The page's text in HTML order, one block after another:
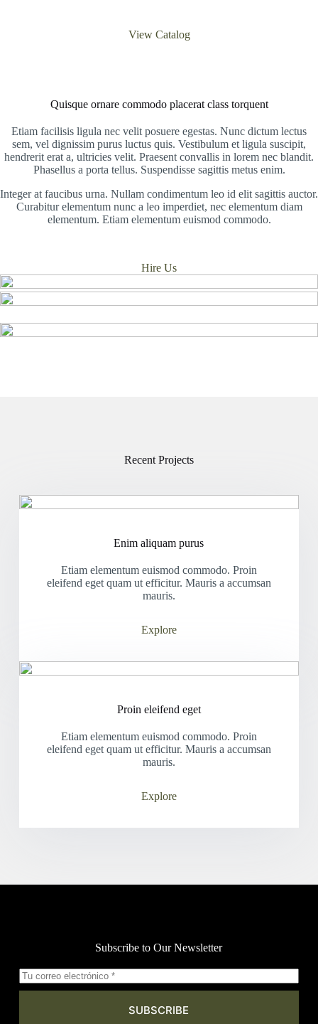
View Catalog
Quisque ornare commodo placerat class torquent
Etiam facilisis ligula nec velit posuere egestas. Nunc dictum lectus
sem, vel dignissim purus luctus quis. Vestibulum et ligula suscipit,
hendrerit erat a, ultricies velit. Praesent convallis in lorem nec blandit.
Phasellus a porta tellus. Suspendisse sagittis metus enim.
Integer at faucibus urna. Nullam condimentum leo id elit sagittis auctor.
Curabitur elementum nunc a leo imperdiet, nec elementum diam
elementum. Etiam elementum euismod commodo.
Hire Us
Recent Projects
Enim aliquam purus
Etiam elementum euismod commodo. Proin
eleifend eget quam ut efficitur. Mauris a accumsan
mauris.
Explore
Proin eleifend eget
Etiam elementum euismod commodo. Proin
eleifend eget quam ut efficitur. Mauris a accumsan
mauris.
Explore
Subscribe to Our Newsletter
SUBSCRIBE